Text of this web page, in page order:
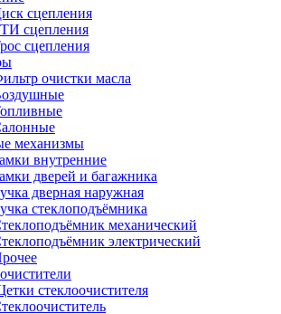
сцепления
сцепления
сцепления
очистки масла
механизмы
внутренние
дверей и багажника
дверная наружная
стеклоподъёмника
механический
электрический
стеклоочистителя